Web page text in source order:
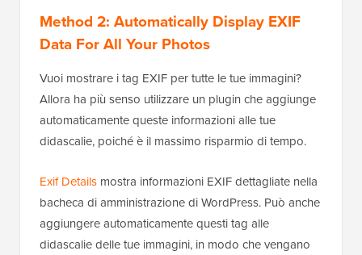
Method 2: Automatically Display EXIF
Data For All Your Photos
Vuoi mostrare i tag EXIF per tutte le tue immagini?
Allora ha più senso utilizzare un plugin che aggiunge
automaticamente queste informazioni alle tue
didascalie, poiché è il massimo risparmio di tempo.
Exif Details mostra informazioni EXIF dettagliate nella
bacheca di amministrazione di WordPress. Può anche
aggiungere automaticamente questi tag alle
didascalie delle tue immagini, in modo che vengano